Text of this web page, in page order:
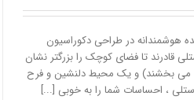
هوشمندانه در طراحی دکوراسیون
قادرند تا فضای کوچک را بزرگتر نشان
می بخشند) و یک محیط دلنشین و فرح
، احساسات شما را به خوبی [...]